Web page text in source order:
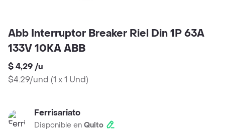
Abb Interruptor Breaker Riel Din 1P 63A
133V 10KA ABB
$ 4,29 /u
$4.29/und (1 x 1 Und)
Ferrisariato
Disponible en Quito